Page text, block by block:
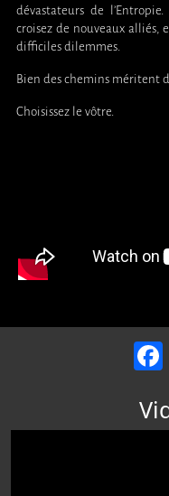
dévastateurs de
croisez de nouveaux alliés,
difficiles dilemmes.
Bien des chemins méritent
Choisissez le vôtre.